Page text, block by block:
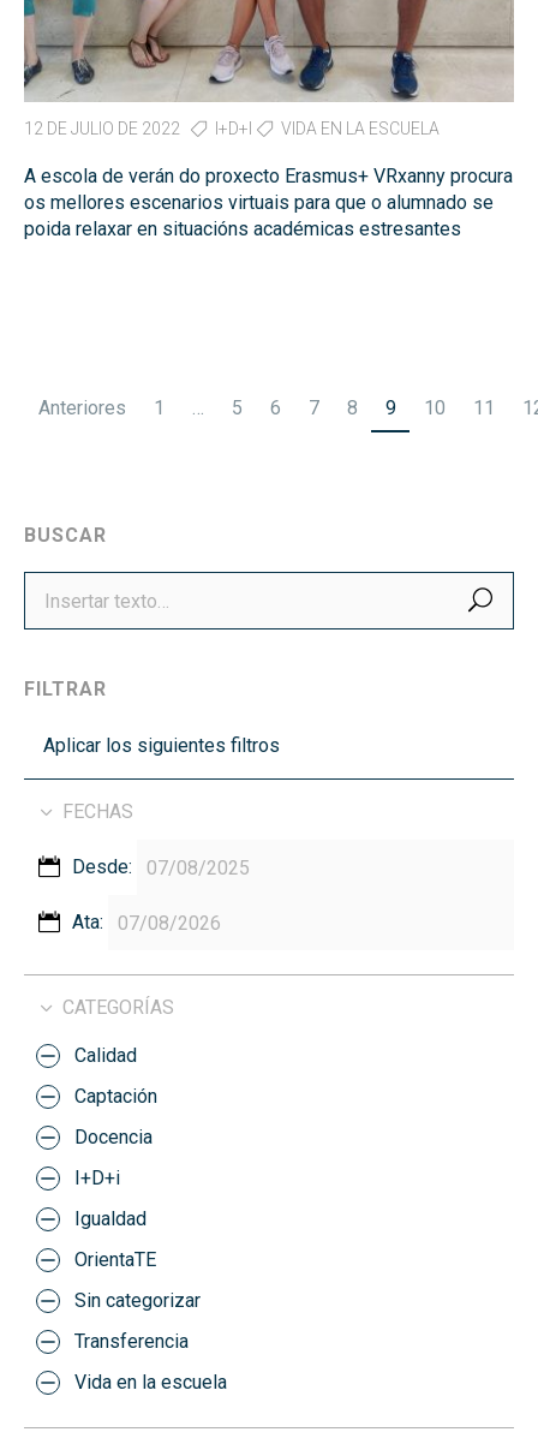
12 DE JULIO DE 2022 I+D+I VIDA EN LA ESCUELA
A escola de verán do proxecto Erasmus+ VRxanny procura
os mellores escenarios virtuais para que o alumnado se
poida relaxar en situacións académicas estresantes
de
Anteriores 1 … 5 6 7 8 9 10 11
BUSCAR
FILTRAR
Aplicar los siguientes filtros
FECHAS
Desde:
Ata:
CATEGORÍAS
Calidad
Captación
Docencia
I+D+i
Igualdad
OrientaTE
Sin categorizar
Transferencia
Vida en la escuela